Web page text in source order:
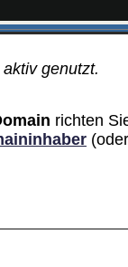
genutzt.
richten
(oder